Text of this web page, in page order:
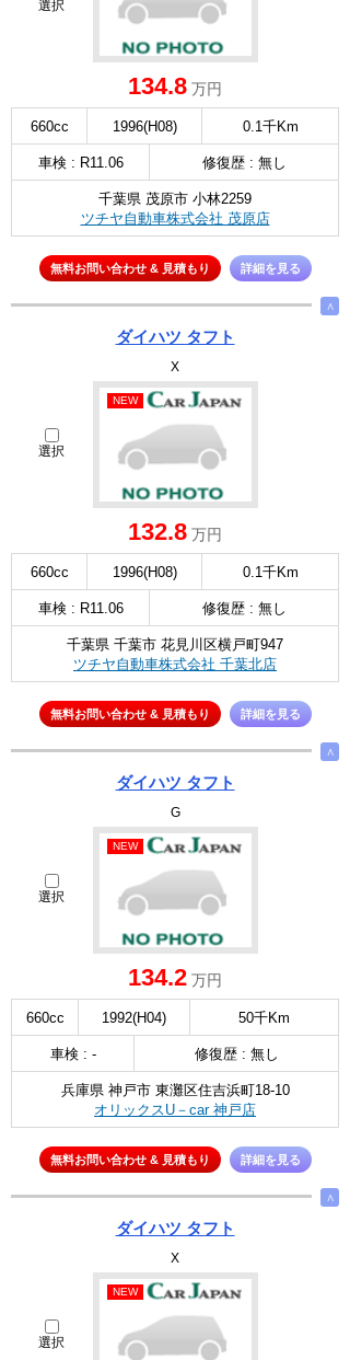
選択
134.8 万円
660cc 1996(H08) 0.1千Km
車検 : R11.06 修復歴 : 無し
千葉県 茂原市 小林2259
ツチヤ自動車株式会社 茂原店
無料お問い合わせ & 見積もり 詳細を見る
∧
ダイハツ タフト
X
選択
NEW
132.8 万円
660cc 1996(H08) 0.1千Km
車検 : R11.06 修復歴 : 無し
千葉県 千葉市 花見川区横戸町947
ツチヤ自動車株式会社 千葉北店
無料お問い合わせ & 見積もり 詳細を見る
∧
ダイハツ タフト
G
選択
NEW
134.2 万円
660cc 1992(H04) 50千Km
車検 : - 修復歴 : 無し
兵庫県 神戸市 東灘区住吉浜町18-10
オリックスU－car 神戸店
無料お問い合わせ & 見積もり 詳細を見る
∧
ダイハツ タフト
X
選択
NEW